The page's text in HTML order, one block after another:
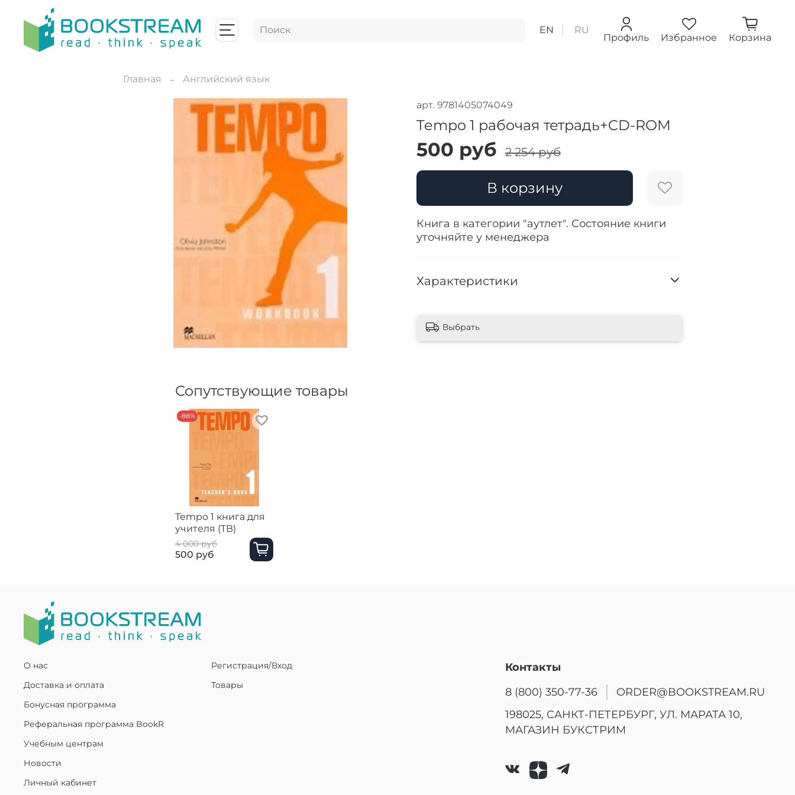
EN RU
Профиль Избранное Корзина
Главная Английский язык
арт. 9781405074049
Tempo 1 рабочая тетрадь+CD-ROM
500 руб 2 254 руб
В корзину
Книга в категории "аутлет". Состояние книги
уточняйте у менеджера
Характеристики
Выбрать
Сопутствующие товары
-88%
Tempo 1 книга для
учителя (TB)
4 000 руб
500 руб
О нас
Доставка и оплата
Бонусная программа
Реферальная программа BookR
Учебным центрам
Новости
Личный кабинет
Регистрация/Вход
Товары
Контакты
8 (800) 350-77-36
ORDER@BOOKSTREAM.RU
198025, САНКТ-ПЕТЕРБУРГ, УЛ. МАРАТА 10,
МАГАЗИН БУКСТРИМ